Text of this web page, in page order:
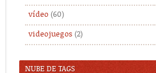
vídeo (60)
videojuegos (2)
NUBE DE TAGS